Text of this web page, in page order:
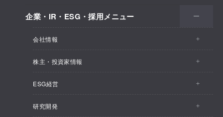
企業・IR・ESG・採用メニュー
会社情報
会社情報トップ
事業概要
企業理念
株主・投資家情報
株主・投資家情報トップ
IRトピックス
ESG経営
ESG経営トップ
研究開発